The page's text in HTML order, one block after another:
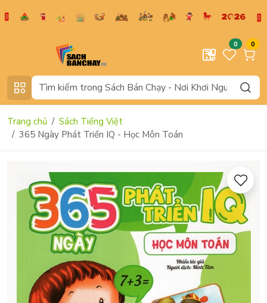
0 0
Trang chủ
Sách Tiếng Việt
365 Ngày Phát Triển IQ - Học Môn Toán